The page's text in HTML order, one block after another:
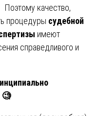
Поэтому качество,
процедуры судебной
имеют
справедливого и
🧐